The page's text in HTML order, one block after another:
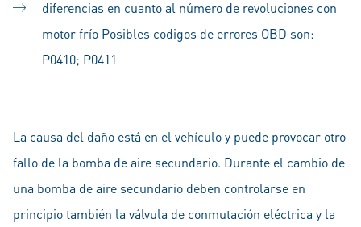
diferencias en cuanto al número de revoluciones con
motor frío Posibles codigos de errores OBD son:
P0410; P0411
La causa del daño está en el vehículo y puede provocar otro
fallo de la bomba de aire secundario. Durante el cambio de
una bomba de aire secundario deben controlarse en
principio también la válvula de conmutación eléctrica y la